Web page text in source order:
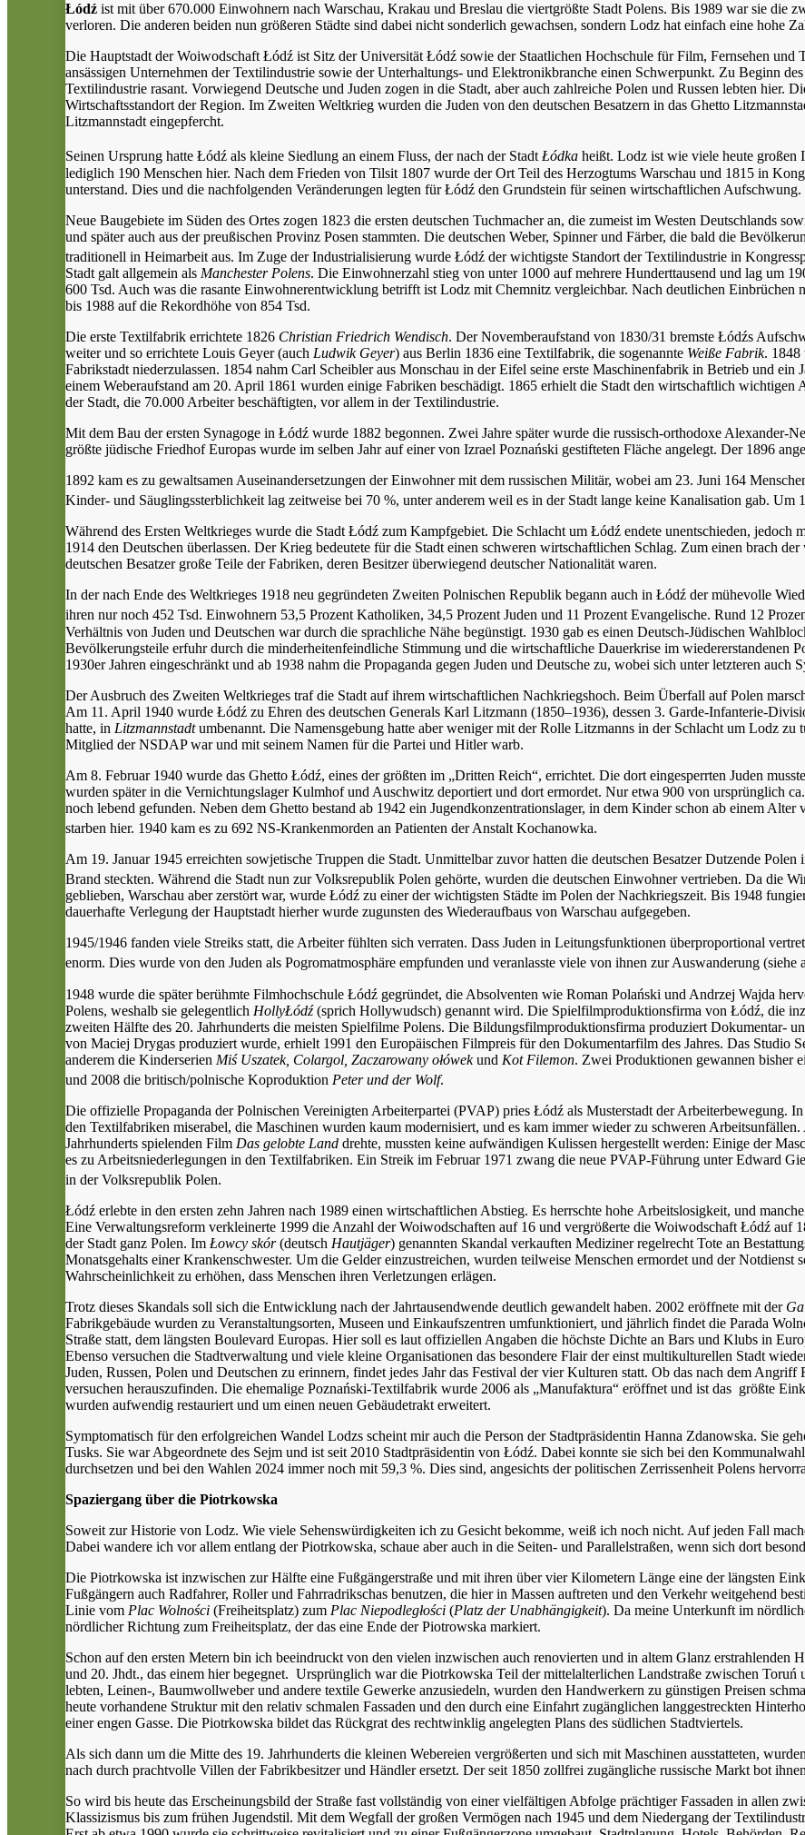
Łódź ist mit über 670.000 Einwohnern nach Warschau, Krakau und Breslau die viertgrößte Stadt Polens. Bis 1989 war sie die
verloren. Die anderen beiden nun größeren Städte sind dabei nicht sonderlich gewachsen, sondern Lodz hat einfach eine hohe
Die Hauptstadt der Woiwodschaft Łódź ist Sitz der Universität Łódź sowie der Staatlichen Hochschule für Film, Fernsehen und
ansässigen Unternehmen der Textilindustrie sowie der Unterhaltungs- und Elektronikbranche einen Schwerpunkt. Zu Beginn
Textilindustrie rasant. Vorwiegend Deutsche und Juden zogen in die Stadt, aber auch zahlreiche Polen und Russen lebten hier.
Wirtschaftsstandort der Region. Im Zweiten Weltkrieg wurden die Juden von den deutschen Besatzern in das Ghetto
Litzmannstadt eingepfercht.
Seinen Ursprung hatte Łódź als kleine Siedlung an einem Fluss, der nach der StadtŁódka heißt. Lodz ist wie viele heute großen
lediglich 190 Menschen hier. Nach dem Frieden von Tilsit 1807 wurde der Ort Teil des Herzogtums Warschau und 1815 in
unterstand. Dies und die nachfolgenden Veränderungen legten für Łódź den Grundstein für seinen wirtschaftlichen Aufschwung.
Neue Baugebiete im Süden des Ortes zogen 1823 die ersten deutschen Tuchmacher an, die zumeist im Westen Deutschlands
und später auch aus der preußischen Provinz Posen stammten. Die deutschen Weber, Spinner und Färber, die bald die
traditionell in Heimarbeit aus. Im Zuge der Industrialisierung wurde Łódź der wichtigste Standort der Textilindustrie in
Stadt galt allgemein als Manchester Polens. Die Einwohnerzahl stieg von unter 1000 auf mehrere Hunderttausend und lag um
600 Tsd. Auch was die rasante Einwohnerentwicklung betrifft ist Lodz mit Chemnitz vergleichbar. Nach deutlichen Einbrüchen
bis 1988 auf die Rekordhöhe von 854 Tsd.
Die erste Textilfabrik errichtete 1826 Christian Friedrich Wendisch. Der Novemberaufstand von 1830/31 bremste Łódźs
weiter und so errichtete Louis Geyer (auch Ludwik Geyer) aus Berlin 1836 eine Textilfabrik, die sogenannte Weiße Fabrik. 1848
Fabrikstadt niederzulassen. 1854 nahm Carl Scheibler aus Monschau in der Eifel seine erste Maschinenfabrik in Betrieb und ein
einem Weberaufstand am 20. April 1861 wurden einige Fabriken beschädigt. 1865 erhielt die Stadt den wirtschaftlich wichtigen
der Stadt, die 70.000 Arbeiter beschäftigten, vor allem in der Textilindustrie.
Mit dem Bau der ersten Synagoge in Łódź wurde 1882 begonnen. Zwei Jahre später wurde die russisch-orthodoxe Alexander-
größte jüdische Friedhof Europas wurde im selben Jahr auf einer von Izrael Poznański gestifteten Fläche angelegt. Der 1896
1892 kam es zu gewaltsamen Auseinandersetzungen der Einwohner mit dem russischen Militär, wobei am 23. Juni 164
Kinder- und Säuglingssterblichkeit lag zeitweise bei 70 %, unter anderem weil es in der Stadt lange keine Kanalisation gab.
Während des Ersten Weltkrieges wurde die Stadt Łódź zum Kampfgebiet. Die Schlacht um Łódź endete unentschieden, jedoch
1914 den Deutschen überlassen. Der Krieg bedeutete für die Stadt einen schweren wirtschaftlichen Schlag. Zum einen brach
deutschen Besatzer große Teile der Fabriken, deren Besitzer überwiegend deutscher Nationalität waren.
In der nach Ende des Weltkrieges 1918 neu gegründeten Zweiten Polnischen Republik begann auch in Łódź der mühevolle
ihren nur noch 452 Tsd. Einwohnern 53,5 Prozent Katholiken, 34,5 Prozent Juden und 11 Prozent Evangelische. Rund 12
Verhältnis von Juden und Deutschen war durch die sprachliche Nähe begünstigt. 1930 gab es einen Deutsch-Jüdischen
Bevölkerungsteile erfuhr durch die minderheitenfeindliche Stimmung und die wirtschaftliche Dauerkrise im wiedererstandenen
1930er Jahren eingeschränkt und ab 1938 nahm die Propaganda gegen Juden und Deutsche zu, wobei sich unter letzteren auch
Der Ausbruch des Zweiten Weltkrieges traf die Stadt auf ihrem wirtschaftlichen Nachkriegshoch. Beim Überfall auf Polen
Am 11. April 1940 wurde Łódź zu Ehren des deutschen Generals Karl Litzmann (1850–1936), dessen 3. Garde-Infanterie-
hatte, in Litzmannstadtumbenannt. Die Namensgebung hatte aber weniger mit der Rolle Litzmanns in der Schlacht um Lodz zu
Mitglied der NSDAP war und mit seinem Namen für die Partei und Hitler warb.
Am 8. Februar 1940 wurde das Ghetto Łódź, eines der größten im „Dritten Reich“, errichtet. Die dort eingesperrten Juden
wurden später in die Vernichtungslager Kulmhof und Auschwitz deportiert und dort ermordet. Nur etwa 900 von ursprünglich
noch lebend gefunden. Neben dem Ghetto bestand ab 1942 ein Jugendkonzentrationslager, in dem Kinder schon ab einem
starben hier. 1940 kam es zu 692 NS-Krankenmorden an Patienten der Anstalt Kochanowka.
Am 19. Januar 1945 erreichten sowjetische Truppen die Stadt. Unmittelbar zuvor hatten die deutschen Besatzer Dutzende
Brand steckten. Während die Stadt nun zur Volksrepublik Polen gehörte, wurden die deutschen Einwohner vertrieben. Da die
geblieben, Warschau aber zerstört war, wurde Łódź zu einer der wichtigsten Städte im Polen der Nachkriegszeit. Bis 1948
dauerhafte Verlegung der Hauptstadt hierher wurde zugunsten des Wiederaufbaus von Warschau aufgegeben.
1945/1946 fanden viele Streiks statt, die Arbeiter fühlten sich verraten. Dass Juden in Leitungsfunktionen überproportional
enorm. Dies wurde von den Juden als Pogromatmosphäre empfunden und veranlasste viele von ihnen zur Auswanderung (siehe
1948 wurde die später berühmte Filmhochschule Łódź gegründet, die Absolventen wie Roman Polański und Andrzej Wajda
Polens, weshalb sie gelegentlich HollyŁódź(sprich Hollywudsch) genannt wird. Die Spielfilmproduktionsfirma von Łódź, die
zweiten Hälfte des 20. Jahrhunderts die meisten Spielfilme Polens. Die Bildungsfilmproduktionsfirma produziert Dokumentar-
von Maciej Drygas produziert wurde, erhielt 1991 den Europäischen Filmpreis für den Dokumentarfilm des Jahres. Das Studio
anderem die Kinderserien Miś Uszatek, Colargol, Zaczarowany ołówekund Kot Filemon. Zwei Produktionen gewannen bisher
und 2008 die britisch/polnische Koproduktion Peter und der Wolf.
Die offizielle Propaganda der Polnischen Vereinigten Arbeiterpartei (PVAP) pries Łódź als Musterstadt der Arbeiterbewegung.
den Textilfabriken miserabel, die Maschinen wurden kaum modernisiert, und es kam immer wieder zu schweren
Jahrhunderts spielenden Film Das gelobte Land drehte, mussten keine aufwändigen Kulissen hergestellt werden: Einige der
es zu Arbeitsniederlegungen in den Textilfabriken. Ein Streik im Februar 1971 zwang die neue PVAP-Führung unter Edward
in der Volksrepublik Polen.
Łódź erlebte in den ersten zehn Jahren nach 1989 einen wirtschaftlichen Abstieg. Es herrschte hohe Arbeitslosigkeit, und
Eine Verwaltungsreform verkleinerte 1999 die Anzahl der Woiwodschaften auf 16 und vergrößerte die Woiwodschaft Łódź auf
der Stadt ganz Polen. Im Łowcy skór(deutsch Hautjäger) genannten Skandal verkauften Mediziner regelrecht Tote an
Monatsgehalts einer Krankenschwester. Um die Gelder einzustreichen, wurden teilweise Menschen ermordet und der Notdienst
Wahrscheinlichkeit zu erhöhen, dass Menschen ihren Verletzungen erlägen.
Trotz dieses Skandals soll sich die Entwicklung nach der Jahrtausendwende deutlich gewandelt haben. 2002 eröffnete mit der
Fabrikgebäude wurden zu Veranstaltungsorten, Museen und Einkaufszentren umfunktioniert, und jährlich findet die Parada
Straße statt, dem längsten Boulevard Europas. Hier soll es laut offiziellen Angaben die höchste Dichte an Bars und Klubs in
Ebenso versuchen die Stadtverwaltung und viele kleine Organisationen das besondere Flair der einst multikulturellen Stadt
Juden, Russen, Polen und Deutschen zu erinnern, findet jedes Jahr das Festival der vier Kulturen statt. Ob das nach dem
versuchen herauszufinden. Die ehemalige Poznański-Textilfabrik wurde 2006 als „Manufaktura“ eröffnet und ist das größte
wurden aufwendig restauriert und um einen neuen Gebäudetrakt erweitert.
Symptomatisch für den erfolgreichen Wandel Lodzs scheint mir auch die Person der Stadtpräsidentin Hanna Zdanowska. Sie
Tusks. Sie war Abgeordnete des Sejm und ist seit 2010 Stadtpräsidentin von Łódź. Dabei konnte sie sich bei den
durchsetzen und bei den Wahlen 2024 immer noch mit 59,3 %. Dies sind, angesichts der politischen Zerrissenheit Polens
Spaziergang über die Piotrkowska
Soweit zur Historie von Lodz. Wie viele Sehenswürdigkeiten ich zu Gesicht bekomme, weiß ich noch nicht. Auf jeden Fall
Dabei wandere ich vor allem entlang der Piotrkowska, schaue aber auch in die Seiten- und Parallelstraßen, wenn sich dort
Die Piotrkowska ist inzwischen zur Hälfte eine Fußgängerstraße und mit ihren über vier Kilometern Länge eine der längsten
Fußgängern auch Radfahrer, Roller und Fahrradrikschas benutzen, die hier in Massen auftreten und den Verkehr weitgehend
Linie vom Plac Wolności (Freiheitsplatz) zum Plac Niepodległości (Platz der Unabhängigkeit). Da meine Unterkunft im
nördlicher Richtung zum Freiheitsplatz, der das eine Ende der Piotrowska markiert.
Schon auf den ersten Metern bin ich beeindruckt von den vielen inzwischen auch renovierten und in altem Glanz erstrahlenden
und 20. Jhdt., das einem hier begegnet. Ursprünglich war die Piotrkowska Teil der mittelalterlichen Landstraße zwischen
lebten, Leinen-, Baumwollweber und andere textile Gewerke anzusiedeln, wurden den Handwerkern zu günstigen Preisen
heute vorhandene Struktur mit den relativ schmalen Fassaden und den durch eine Einfahrt zugänglichen langgestreckten
einer engen Gasse. Die Piotrkowska bildet das Rückgrat des rechtwinklig angelegten Plans des südlichen Stadtviertels.
Als sich dann um die Mitte des 19. Jahrhunderts die kleinen Webereien vergrößerten und sich mit Maschinen ausstatteten,
nach durch prachtvolle Villen der Fabrikbesitzer und Händler ersetzt. Der seit 1850 zollfrei zugängliche russische Markt bot
So wird bis heute das Erscheinungsbild der Straße fast vollständig von einer vielfältigen Abfolge prächtiger Fassaden in allen
Klassizismus bis zum frühen Jugendstil. Mit dem Wegfall der großen Vermögen nach 1945 und dem Niedergang der